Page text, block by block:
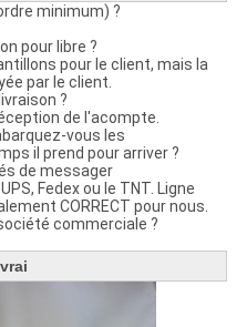
minimum) ?
pour libre ?
pour le client, mais la
par le client.
?
de l'acompte.
vous les
il prend pour arriver ?
de messager
Fedex ou le TNT. Ligne
CORRECT pour nous.
commerciale ?